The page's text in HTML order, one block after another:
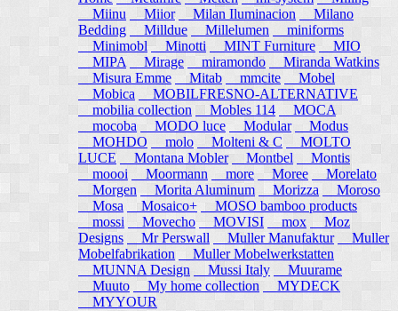
Miinu
Miior Milan Iluminacion
Milano
Bedding
Milldue Millelumen
miniforms
Minimobl Minotti MINT Furniture
MIO
MIPA
Mirage miramondo
Miranda Watkins
Misura Emme
Mitab mmcite
Mobel
Mobica
MOBILFRESNO-ALTERNATIVE
mobilia collection
Mobles 114
MOCA
mocoba
MODO luce Modular
Modus
MOHDO
molo Molteni & C
MOLTO
LUCE
Montana Mobler Montbel
Montis
moooi
Moormann more Moree
Morelato
Morgen
Morita Aluminum Morizza
Moroso
Mosa
Mosaico+
MOSO bamboo products
mossi
Movecho MOVISI mox
Moz
Designs
Mr Perswall Muller Manufaktur
Muller
Mobelfabrikation
Muller Mobelwerkstatten
MUNNA Design
Mussi Italy
Muurame
Muuto My home collection
MYDECK
MYYOUR